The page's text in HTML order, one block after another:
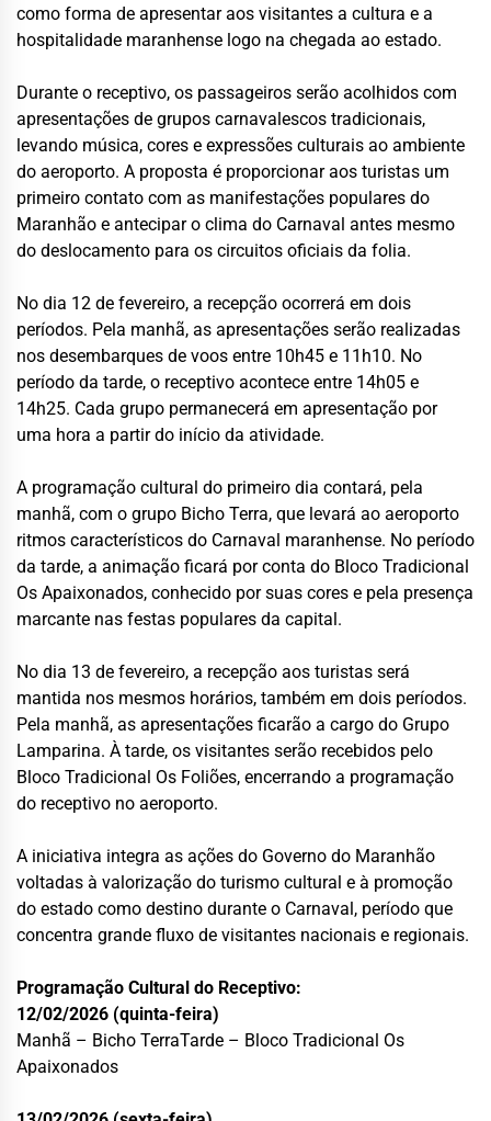
como forma de apresentar aos visitantes a cultura e a
hospitalidade maranhense logo na chegada ao estado.
Durante o receptivo, os passageiros serão acolhidos com
apresentações de grupos carnavalescos tradicionais,
levando música, cores e expressões culturais ao ambiente
do aeroporto. A proposta é proporcionar aos turistas um
primeiro contato com as manifestações populares do
Maranhão e antecipar o clima do Carnaval antes mesmo
do deslocamento para os circuitos oficiais da folia.
No dia 12 de fevereiro, a recepção ocorrerá em dois
períodos. Pela manhã, as apresentações serão realizadas
nos desembarques de voos entre 10h45 e 11h10. No
período da tarde, o receptivo acontece entre 14h05 e
14h25. Cada grupo permanecerá em apresentação por
uma hora a partir do início da atividade.
A programação cultural do primeiro dia contará, pela
manhã, com o grupo Bicho Terra, que levará ao aeroporto
ritmos característicos do Carnaval maranhense. No período
da tarde, a animação ficará por conta do Bloco Tradicional
Os Apaixonados, conhecido por suas cores e pela presença
marcante nas festas populares da capital.
No dia 13 de fevereiro, a recepção aos turistas será
mantida nos mesmos horários, também em dois períodos.
Pela manhã, as apresentações ficarão a cargo do Grupo
Lamparina. À tarde, os visitantes serão recebidos pelo
Bloco Tradicional Os Foliões, encerrando a programação
do receptivo no aeroporto.
A iniciativa integra as ações do Governo do Maranhão
voltadas à valorização do turismo cultural e à promoção
do estado como destino durante o Carnaval, período que
concentra grande fluxo de visitantes nacionais e regionais.
Programação Cultural do Receptivo:
12/02/2026 (quinta-feira)
Manhã – Bicho TerraTarde – Bloco Tradicional Os
Apaixonados